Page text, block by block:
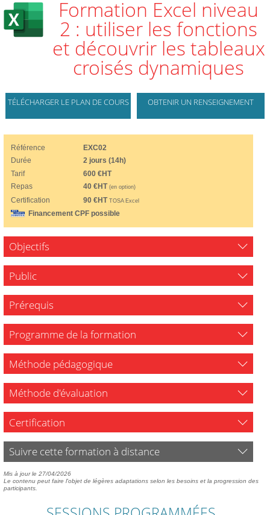
Formation Excel niveau
2 : utiliser les fonctions
et découvrir les tableaux
croisés dynamiques
TÉLÉCHARGER LE PLAN DE COURS OBTENIR UN RENSEIGNEMENT
Référence
EXC02
Durée
2 jours (14h)
Tarif
600 €HT
Repas
40 €HT(en option)
Certification 90 €HTTOSA Excel
Financement CPF possible
Objectifs
Public
Prérequis
Programme de la formation
Méthode pédagogique
Méthode d'évaluation
Certification
Suivre cette formation à distance
Mis à jour le 27/04/2026
Le contenu peut faire l'objet de légères adaptations selon les besoins et la progression des
participants.